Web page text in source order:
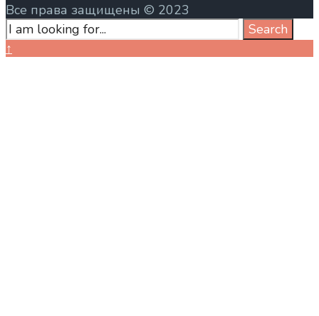
Все права защищены © 2023
Search
for:
Search
Close
↑